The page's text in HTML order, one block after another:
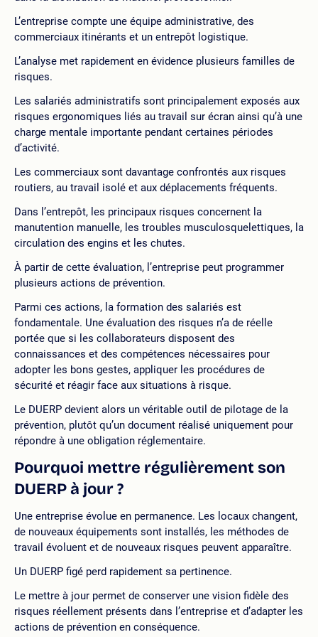
L’entreprise compte une équipe administrative, des
commerciaux itinérants et un entrepôt logistique.
L’analyse met rapidement en évidence plusieurs familles de
risques.
Les salariés administratifs sont principalement exposés aux
risques ergonomiques liés au travail sur écran ainsi qu’à une
charge mentale importante pendant certaines périodes
d’activité.
Les commerciaux sont davantage confrontés aux risques
routiers, au travail isolé et aux déplacements fréquents.
Dans l’entrepôt, les principaux risques concernent la
manutention manuelle, les troubles musculosquelettiques, la
circulation des engins et les chutes.
À partir de cette évaluation, l’entreprise peut programmer
plusieurs actions de prévention.
Parmi ces actions, la formation des salariés est
fondamentale. Une évaluation des risques n’a de réelle
portée que si les collaborateurs disposent des
connaissances et des compétences nécessaires pour
adopter les bons gestes, appliquer les procédures de
sécurité et réagir face aux situations à risque.
Le DUERP devient alors un véritable outil de pilotage de la
prévention, plutôt qu’un document réalisé uniquement pour
répondre à une obligation réglementaire.
Pourquoi mettre régulièrement son
DUERP à jour ?
Une entreprise évolue en permanence. Les locaux changent,
de nouveaux équipements sont installés, les méthodes de
travail évoluent et de nouveaux risques peuvent apparaître.
Un DUERP figé perd rapidement sa pertinence.
Le mettre à jour permet de conserver une vision fidèle des
risques réellement présents dans l’entreprise et d’adapter les
actions de prévention en conséquence.